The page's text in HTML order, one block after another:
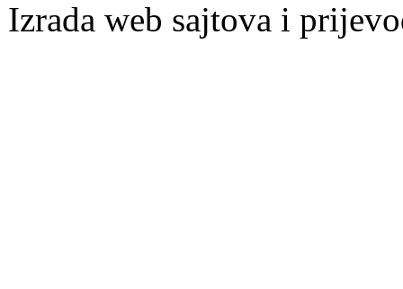
Izrada web sajtova i